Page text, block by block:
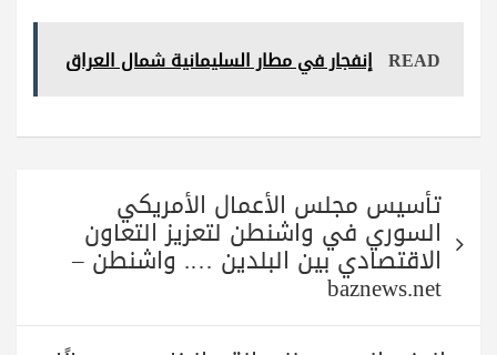
bo
ok
gr
a
m
tte
r
ts
A
pp
re READ إنفجار في مطار السليمانية شمال العراق
تصفّح
المقالات
تأسيس مجلس الأعمال الأمريكي
السوري في واشنطن لتعزيز التعاون
الاقتصادي بين البلدين …. واشنطن –
baznews.net